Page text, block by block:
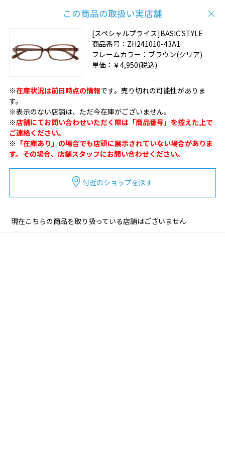
この商品の取扱い実店舗
[スペシャルプライス]BASIC STYLE
商品番号： ZH241010-43A1
フレームカラー： ブラウン(クリア)
単価： ￥4,950(税込)
※在庫状況は前日時点の情報です。売り切れの可能性がありま
す。
※表示のない店舗は、ただ今在庫がございません。
※店舗にてお問い合わせいただく際は「商品番号」を控えた上で
ご連絡ください。
※ 「在庫あり」の場合でも店頭に展示されていない場合がありま
す。その場合、店舗スタッフにお問い合わせください。
付近のショップを探す
現在こちらの商品を取り扱っている店舗はございません